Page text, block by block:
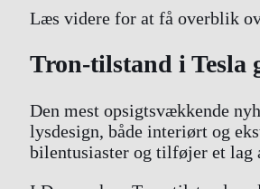
Læs videre for at få overblik
Tron-tilstand i Tesla
Den mest opsigtsvækkende
lysdesign, både interiørt og
bilentusiaster og tilføjer et lag